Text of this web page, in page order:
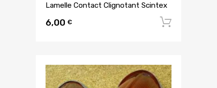
Lamelle Contact Clignotant Scintex
6,00 €